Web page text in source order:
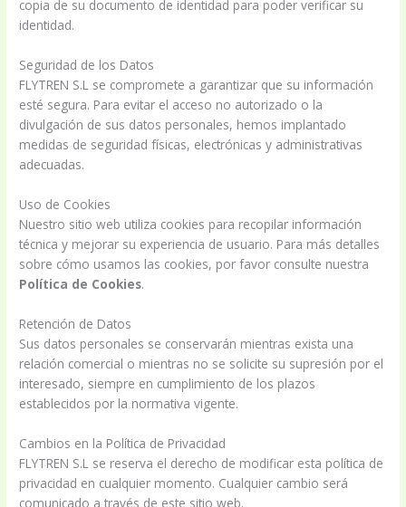
copia de su documento de identidad para poder verificar su
identidad.
Seguridad de los Datos
FLYTREN S.L se compromete a garantizar que su información
esté segura. Para evitar el acceso no autorizado o la
divulgación de sus datos personales, hemos implantado
medidas de seguridad físicas, electrónicas y administrativas
adecuadas.
Uso de Cookies
Nuestro sitio web utiliza cookies para recopilar información
técnica y mejorar su experiencia de usuario. Para más detalles
sobre cómo usamos las cookies, por favor consulte nuestra
Política de Cookies.
Retención de Datos
Sus datos personales se conservarán mientras exista una
relación comercial o mientras no se solicite su supresión por el
interesado, siempre en cumplimiento de los plazos
establecidos por la normativa vigente.
Cambios en la Política de Privacidad
FLYTREN S.L se reserva el derecho de modificar esta política de
privacidad en cualquier momento. Cualquier cambio será
comunicado a través de este sitio web.